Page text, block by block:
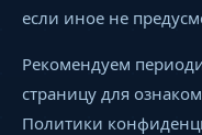
если иное не
Рекомендуем
страницу для
Политики